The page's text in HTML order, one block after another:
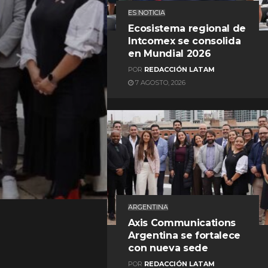
ES NOTICIA
Ecosistema regional de
Intcomex se consolida
en Mundial 2026
POR REDACCIÓN LATAM
7 AGOSTO, 2026
ARGENTINA
Axis Communications
Argentina se fortalece
con nueva sede
POR REDACCIÓN LATAM